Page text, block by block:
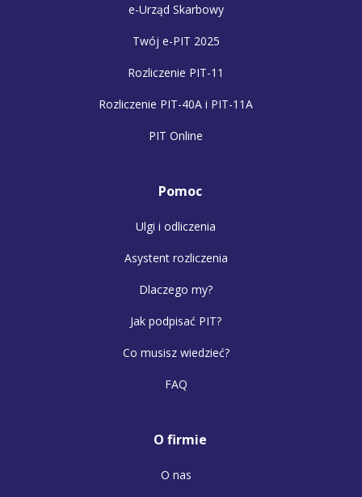
e-Urząd Skarbowy
Twój e-PIT 2025
Rozliczenie PIT-11
Rozliczenie PIT-40A i PIT-11A
PIT Online
Pomoc
Ulgi i odliczenia
Asystent rozliczenia
Dlaczego my?
Jak podpisać PIT?
Co musisz wiedzieć?
FAQ
O firmie
O nas